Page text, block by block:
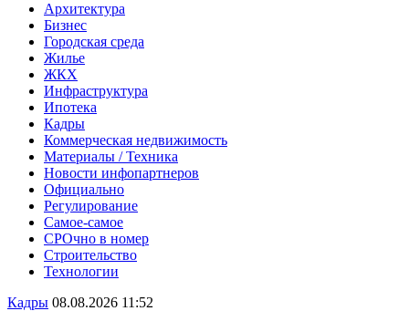
Архитектура
Бизнес
Городская среда
Жилье
ЖКХ
Инфраструктура
Ипотека
Кадры
Коммерческая недвижимость
Материалы / Техника
Новости инфопартнеров
Официально
Регулирование
Самое-самое
СРОчно в номер
Строительство
Технологии
Кадры 08.08.2026 11:52